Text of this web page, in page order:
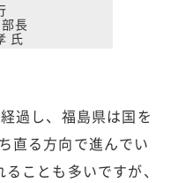
長
氏
過し、福島県は国を
直る方向で進んでい
ことも多いですが、